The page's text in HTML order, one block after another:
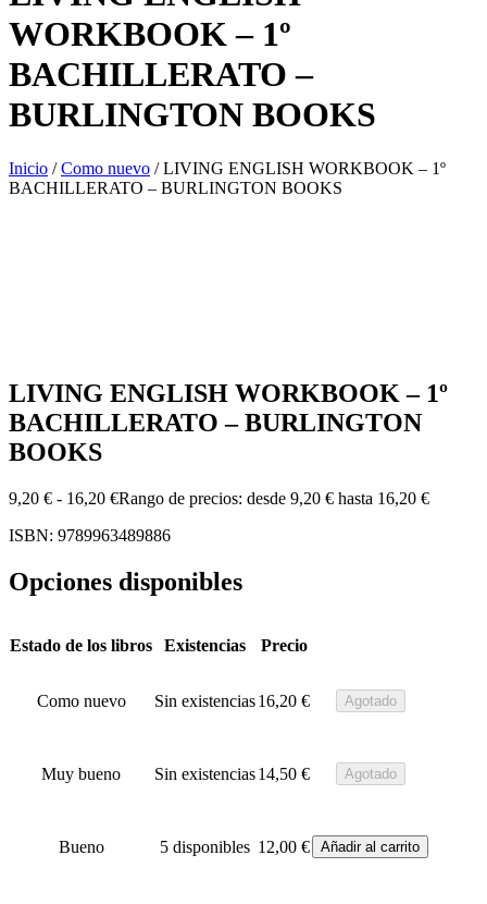
WORKBOOK – 1º
BACHILLERATO –
BURLINGTON BOOKS
Inicio /Como nuevo / LIVING ENGLISH WORKBOOK – 1º
BACHILLERATO – BURLINGTON BOOKS
LIVING ENGLISH WORKBOOK – 1º
BACHILLERATO – BURLINGTON
BOOKS
9,20 € - 16,20 €Rango de precios: desde 9,20 € hasta 16,20 €
ISBN: 9789963489886
Opciones disponibles
Estado de los libros Existencias Precio
Como nuevo Sin existencias16,20 € Agotado
Muy bueno Sin existencias14,50 € Agotado
Bueno 5 disponibles 12,00 € Añadir al carrito